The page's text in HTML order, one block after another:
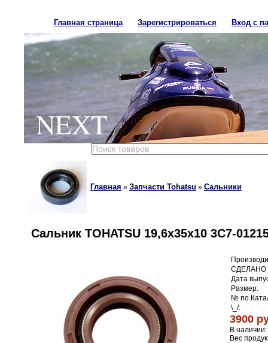
Главная страница Зарегистрироваться Вход с
NEXT
Главная » Запчасти Tohatsu » Сальники
Сальник TOHATSU 19,6x35x10 3C7-
СДЕЛАНО
Дата
Размер:
№ по
\_/:
3900
В
Вес